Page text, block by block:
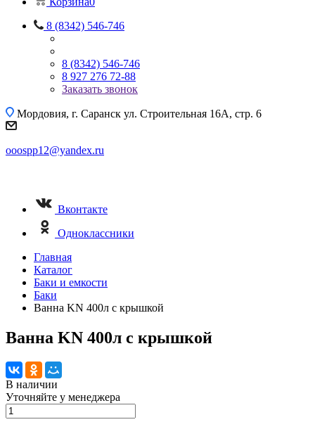
8 (8342) 546-746
8 (8342) 546-746
8 927 276 72-88
Заказать звонок
Мордовия, г. Саранск ул. Строительная 16A, стр. 6
ooospp12@yandex.ru
Вконтакте
Одноклассники
Главная
Каталог
Баки и емкости
Баки
Ванна KN 400л с крышкой
Ванна KN 400л с крышкой
В наличии
Уточняйте у менеджера